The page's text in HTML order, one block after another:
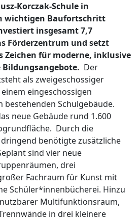
Korczak-Schule in
wichtigen Baufortschritt
insgesamt 7,7
Förderzentrum und setzt
Zeichen für moderne, inklusive
Der
als zweigeschossiger
eingeschossigen
bestehenden Schulgebäude.
neue Gebäude rund 1.600
Durch die
benötigte zusätzliche
sind vier neue
drei
Fachraum für Kunst mit
Schüler*innenbücherei. Hinzu
Multifunktionsraum,
in drei kleinere